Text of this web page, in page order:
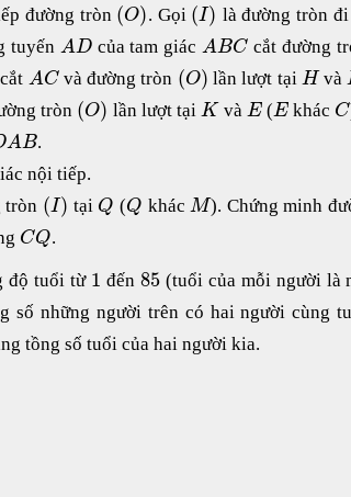
đường tròn (O). Gọi (I) là đường tròn
tuyến ADcủa tam giác ABC cắt đường
ACvà đường tròn (O) lần lượt tại Hvà
tròn (O) lần lượt tại Kvà E(E khác C
AB.
nội tiếp.
tròn (I) tại Q (Q khácM). Chứng minh
CQ.
độ tuổi từ 1 đến85 (tuổi của mỗi người là
số những người trên có hai người cùng
tồng số tuổi của hai người kia.